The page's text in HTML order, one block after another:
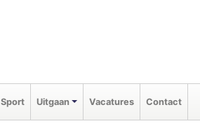
Sport Uitgaan Vacatures Contact